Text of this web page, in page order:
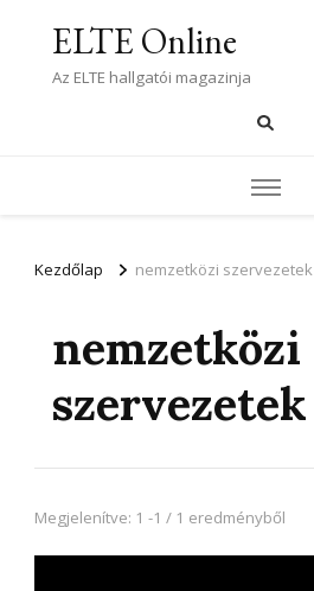
ELTE Online
Az ELTE hallgatói magazinja
Kezdőlap nemzetközi szervezetek
nemzetközi
szervezetek
Megjelenítve: 1 -1 / 1 eredményből